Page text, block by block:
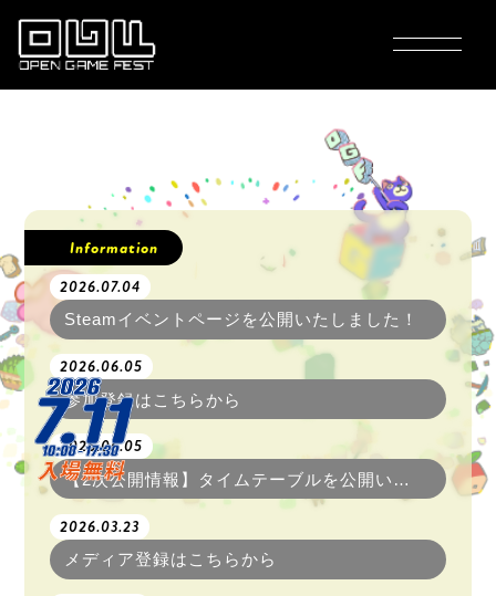
GAMES
TIME TABLE
FLOORMAP
ACCESS
Information
2026.07.04
Steamイベントページを公開いたしました！
2026.06.05
参加登録はこちらから
2026.06.05
【2次公開情報】タイムテーブルを公開いたしました！
2026.03.23
メディア登録はこちらから